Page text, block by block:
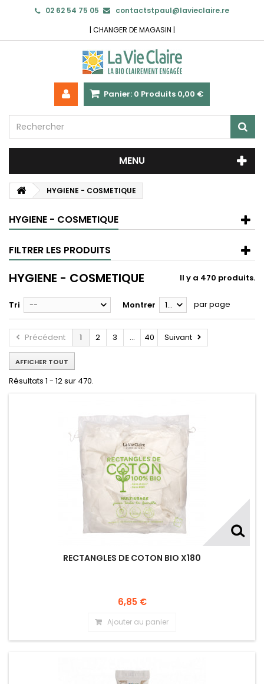
02 62 54 75 05
contactstpaul@lavieclaire.re
| CHANGER DE MAGASIN |
Panier: 0 Produits 0,00 €
MENU
HYGIENE - COSMETIQUE
HYGIENE - COSMETIQUE
FILTRER LES PRODUITS
HYGIENE - COSMETIQUE Il y a 470 produits.
Tri -- Montrer 12 par page
Précédent 1 2 3 ... 40 Suivant
AFFICHER TOUT
Résultats 1 - 12 sur 470.
RECTANGLES DE COTON BIO X180
6,85 €
Ajouter au panier